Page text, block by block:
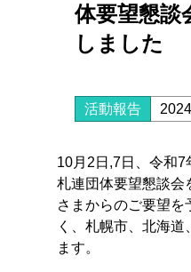
体要望懇談
しました
活動報告
10月2日,7日、令和7
札連団体要望懇談会
さまからのご要望
く、札幌市、北海道
ます。